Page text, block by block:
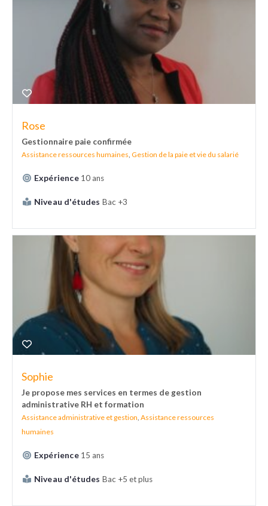
Rose
Gestionnaire paie confirmée
Assistance ressources humaines Gestion de la paie et vie du salarié
Expérience 10 ans
Niveau d'études Bac +3
Sophie
Je propose mes services en termes de gestion
administrative RH et formation
Assistance administrative et gestion Assistance ressources
humaines
Expérience 15 ans
Niveau d'études Bac +5 et plus